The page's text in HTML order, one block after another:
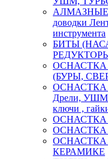
АЛМАЗНЫЕ
доводки
инструмента
БИТЫ
РЕДУКТОРЫ,
ОСНАСТКА
(БУРЫ,
ОСНАСТКА
Дрели, УШМ
ключи ,
ОСНАСТКА
ОСНАСТКА
ОСНАСТКА
КЕРАМИКЕ